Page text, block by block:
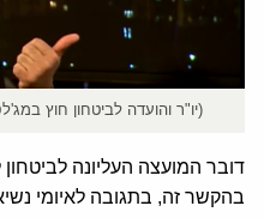
(יו"ר והועדה לביטחון חוץ
דובר המועצה העליונה
בהקשר זה, בתגובה לאיומי